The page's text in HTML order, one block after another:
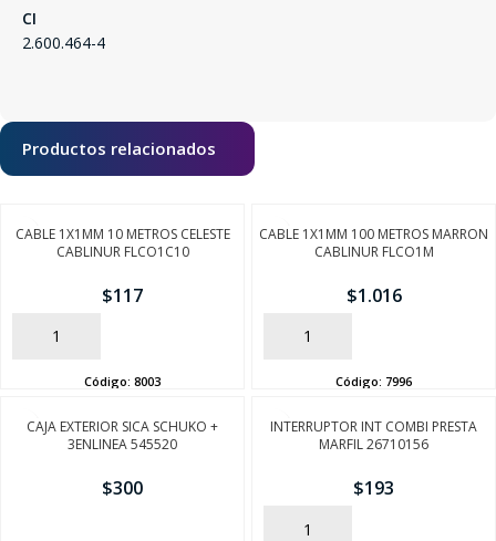
CI
2.600.464-4
Productos relacionados
CABLE 1X1MM 10 METROS CELESTE
CABLINUR FLCO1C10
$117
AÑADIR
Código: 8003
CABLE 1X1MM 100 METROS MARRON
CABLINUR FLCO1M
$1.016
AÑADIR
Código: 7996
CAJA EXTERIOR SICA SCHUKO +
3ENLINEA 545520
$300
INTERRUPTOR INT COMBI PRESTA
MARFIL 26710156
$193
AÑADIR